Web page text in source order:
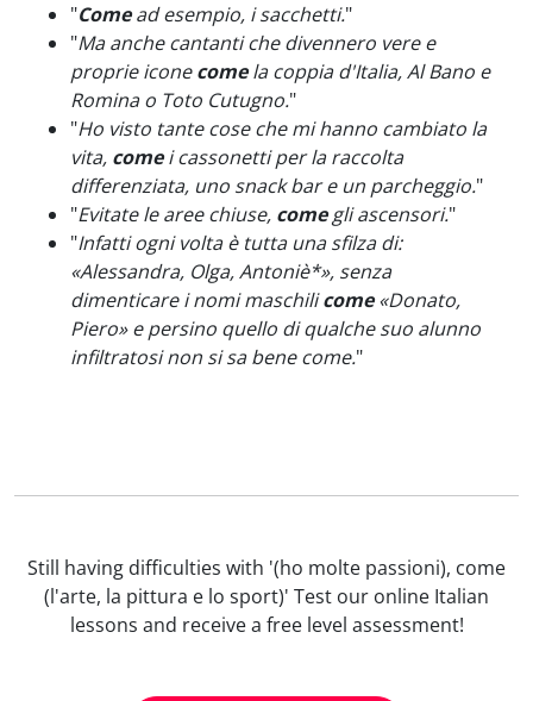
"Comead esempio, i sacchetti."
"Ma anche cantanti che divennero vere e
proprie iconecomela coppia d'Italia, Al Bano e
Romina o Toto Cutugno."
"Ho visto tante cose che mi hanno cambiato la
vita, comei cassonetti per la raccolta
differenziata, uno snack bar e un parcheggio."
"Evitate le aree chiuse, comegli ascensori."
"Infatti ogni volta è tutta una sfilza di:
«Alessandra, Olga, Antoniè*», senza
dimenticare i nomi maschilicome«Donato,
Piero» e persino quello di qualche suo alunno
infiltratosi non si sa bene come."
Still having difficulties with '(ho molte passioni), come
(l'arte, la pittura e lo sport)' Test our online Italian
lessons and receive a free level assessment!